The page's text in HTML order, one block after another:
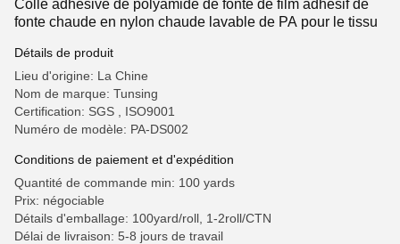
Colle adhésive de polyamide de fonte de film adhésif de
fonte chaude en nylon chaude lavable de PA pour le tissu
Détails de produit
Lieu d'origine: La Chine
Nom de marque: Tunsing
Certification: SGS , ISO9001
Numéro de modèle: PA-DS002
Conditions de paiement et d'expédition
Quantité de commande min: 100 yards
Prix: négociable
Détails d'emballage: 100yard/roll, 1-2roll/CTN
Délai de livraison: 5-8 jours de travail